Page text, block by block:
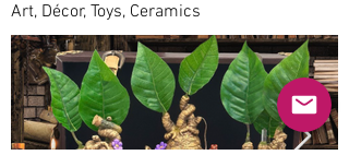
Art, Décor, Toys, Ceramics